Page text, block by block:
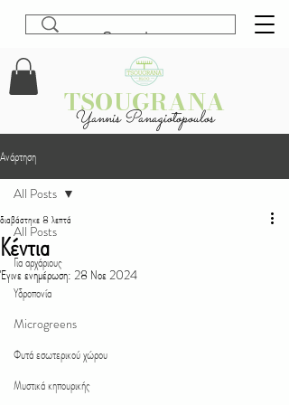
TSOUGRANA
Yannis Panagiotopoulos
Ανάρτηση
All Posts
Για αρχάριους
Υδροπονία
Microgreens
Φυτά εσωτερικού χώρου
Μυστικά κηπουρικής
All Posts
Κέντια
διαβάστηκε 8 λεπτά
Έγινε ενημέρωση: 28 Νοε 2024